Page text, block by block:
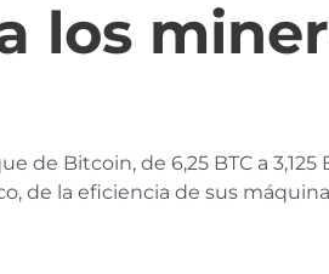
los
Bitcoin, de 6,25 BTC a
de la eficiencia de sus